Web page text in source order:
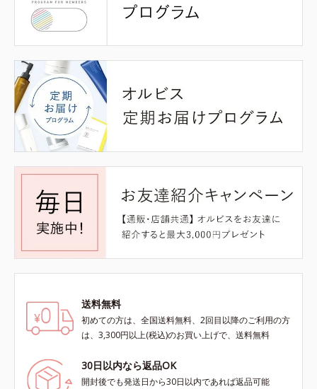
送料無料
初めての方は、全国送料無料、2回目以降のご利用の方
は、3,300円以上(税込)のお買い上げで、送料無料
30日以内なら返品OK
開封後でも発送日から30日以内であれば返品可能